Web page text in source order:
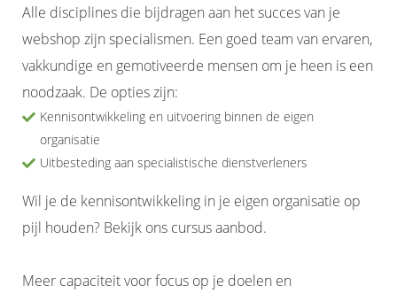
Alle disciplines die bijdragen aan het succes van je
webshop zijn specialismen. Een goed team van ervaren,
vakkundige en gemotiveerde mensen om je heen is een
noodzaak. De opties zijn:
Kennisontwikkeling en uitvoering binnen de eigen
organisatie
Uitbesteding aan specialistische dienstverleners
Wil je de kennisontwikkeling in je eigen organisatie op
pijl houden? Bekijk ons cursus aanbod.
Meer capaciteit voor focus op je doelen en